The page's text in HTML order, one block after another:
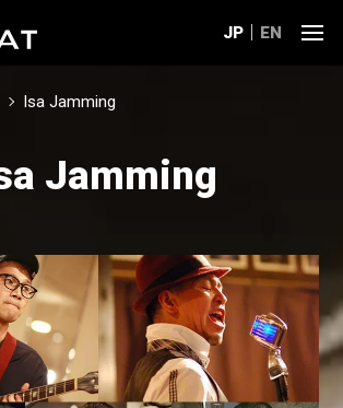
JP EN
Isa Jamming
Jamming